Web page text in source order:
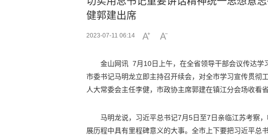
健郭建出席
2023-07-11 06:14
金山网讯 7月10日上午，在全省领导干部会议传达学
市委书记马明龙立即主持召开续会，对全市学习宣传贯彻
人大常委会主任李健，市政协主席郭建在镇江分会场收看
马明龙说，习近平总书记7月5日至7日亲临江苏考察
展历程中具有里程碑意义的大事。全市上下要把习近平总